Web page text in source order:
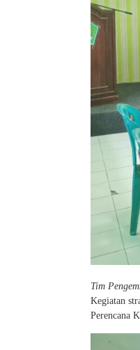
Tim
Kegiatan
Perencana